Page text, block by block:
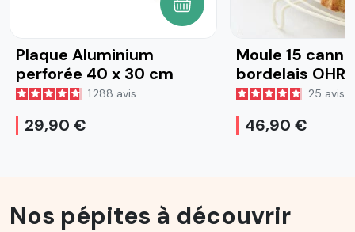
Plaque Aluminium
perforée 40 x 30 cm
1 288 avis
29,90 €
AJOUTER AU PANIER
Moule 15
bordelais
25 avis
46,90 €
Nos pépites à découvrir